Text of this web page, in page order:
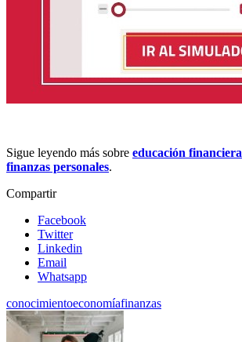
Sigue leyendo más sobre educación financiera
finanzas personales.
Compartir
Facebook
Twitter
Linkedin
Email
Whatsapp
conocimientoeconomíafinanzas